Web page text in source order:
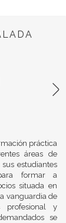
práctica
áreas de
estudiantes
formar a
situada en
vanguardia de
y
se